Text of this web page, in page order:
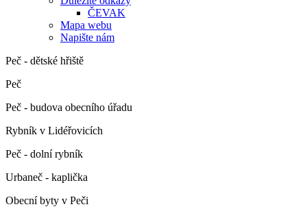
ČEVAK
Mapa webu
Napište nám
Peč - dětské hřiště
Peč
Peč - budova obecního úřadu
Rybník v Lidéřovicích
Peč - dolní rybník
Urbaneč - kaplička
Obecní byty v Peči